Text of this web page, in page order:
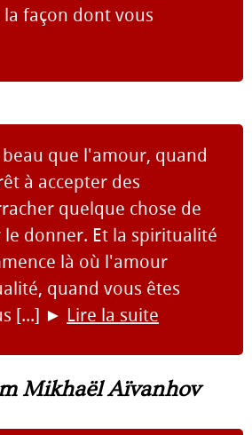
façon dont vous
que l'amour, quand
à accepter des
quelque chose de
donner. Et la spiritualité
là où l'amour
quand vous êtes
[...] ► Lire la suite
Mikhaël Aïvanhov